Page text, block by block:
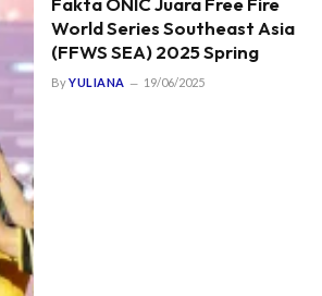
World Series Southeast Asia
(FFWS SEA) 2025 Spring
ByYULIANA 19/06/2025